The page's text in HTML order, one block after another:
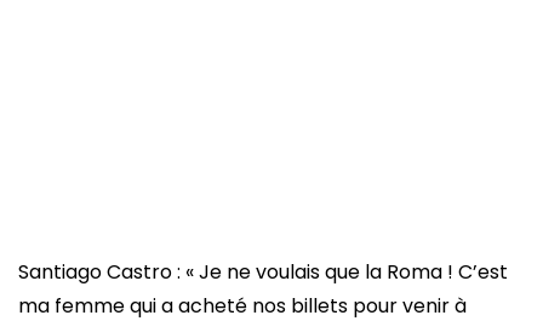
Santiago Castro : « Je ne voulais que la Roma ! C’est
ma femme qui a acheté nos billets pour venir à